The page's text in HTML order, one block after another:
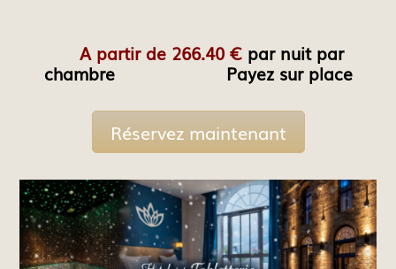
A partir de 266.40 €par nuit par
chambre Payez sur place
Réservez maintenant